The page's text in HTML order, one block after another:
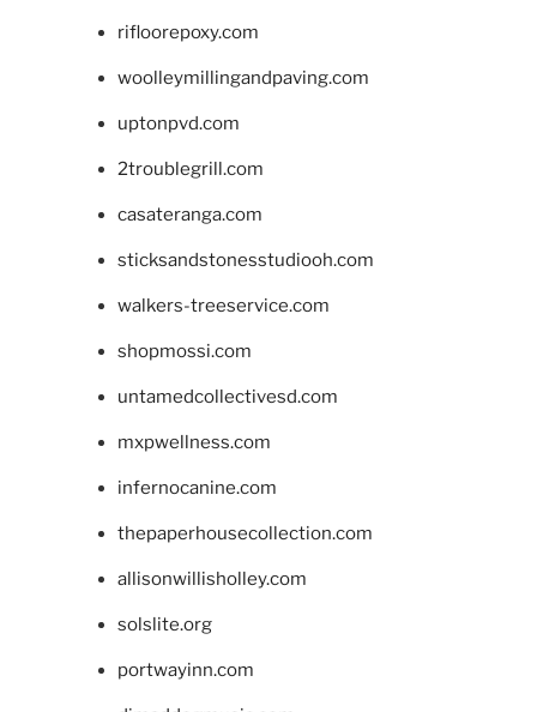
rifloorepoxy.com
woolleymillingandpaving.com
uptonpvd.com
2troublegrill.com
casateranga.com
sticksandstonesstudiooh.com
walkers-treeservice.com
shopmossi.com
untamedcollectivesd.com
mxpwellness.com
infernocanine.com
thepaperhousecollection.com
allisonwillisholley.com
solslite.org
portwayinn.com